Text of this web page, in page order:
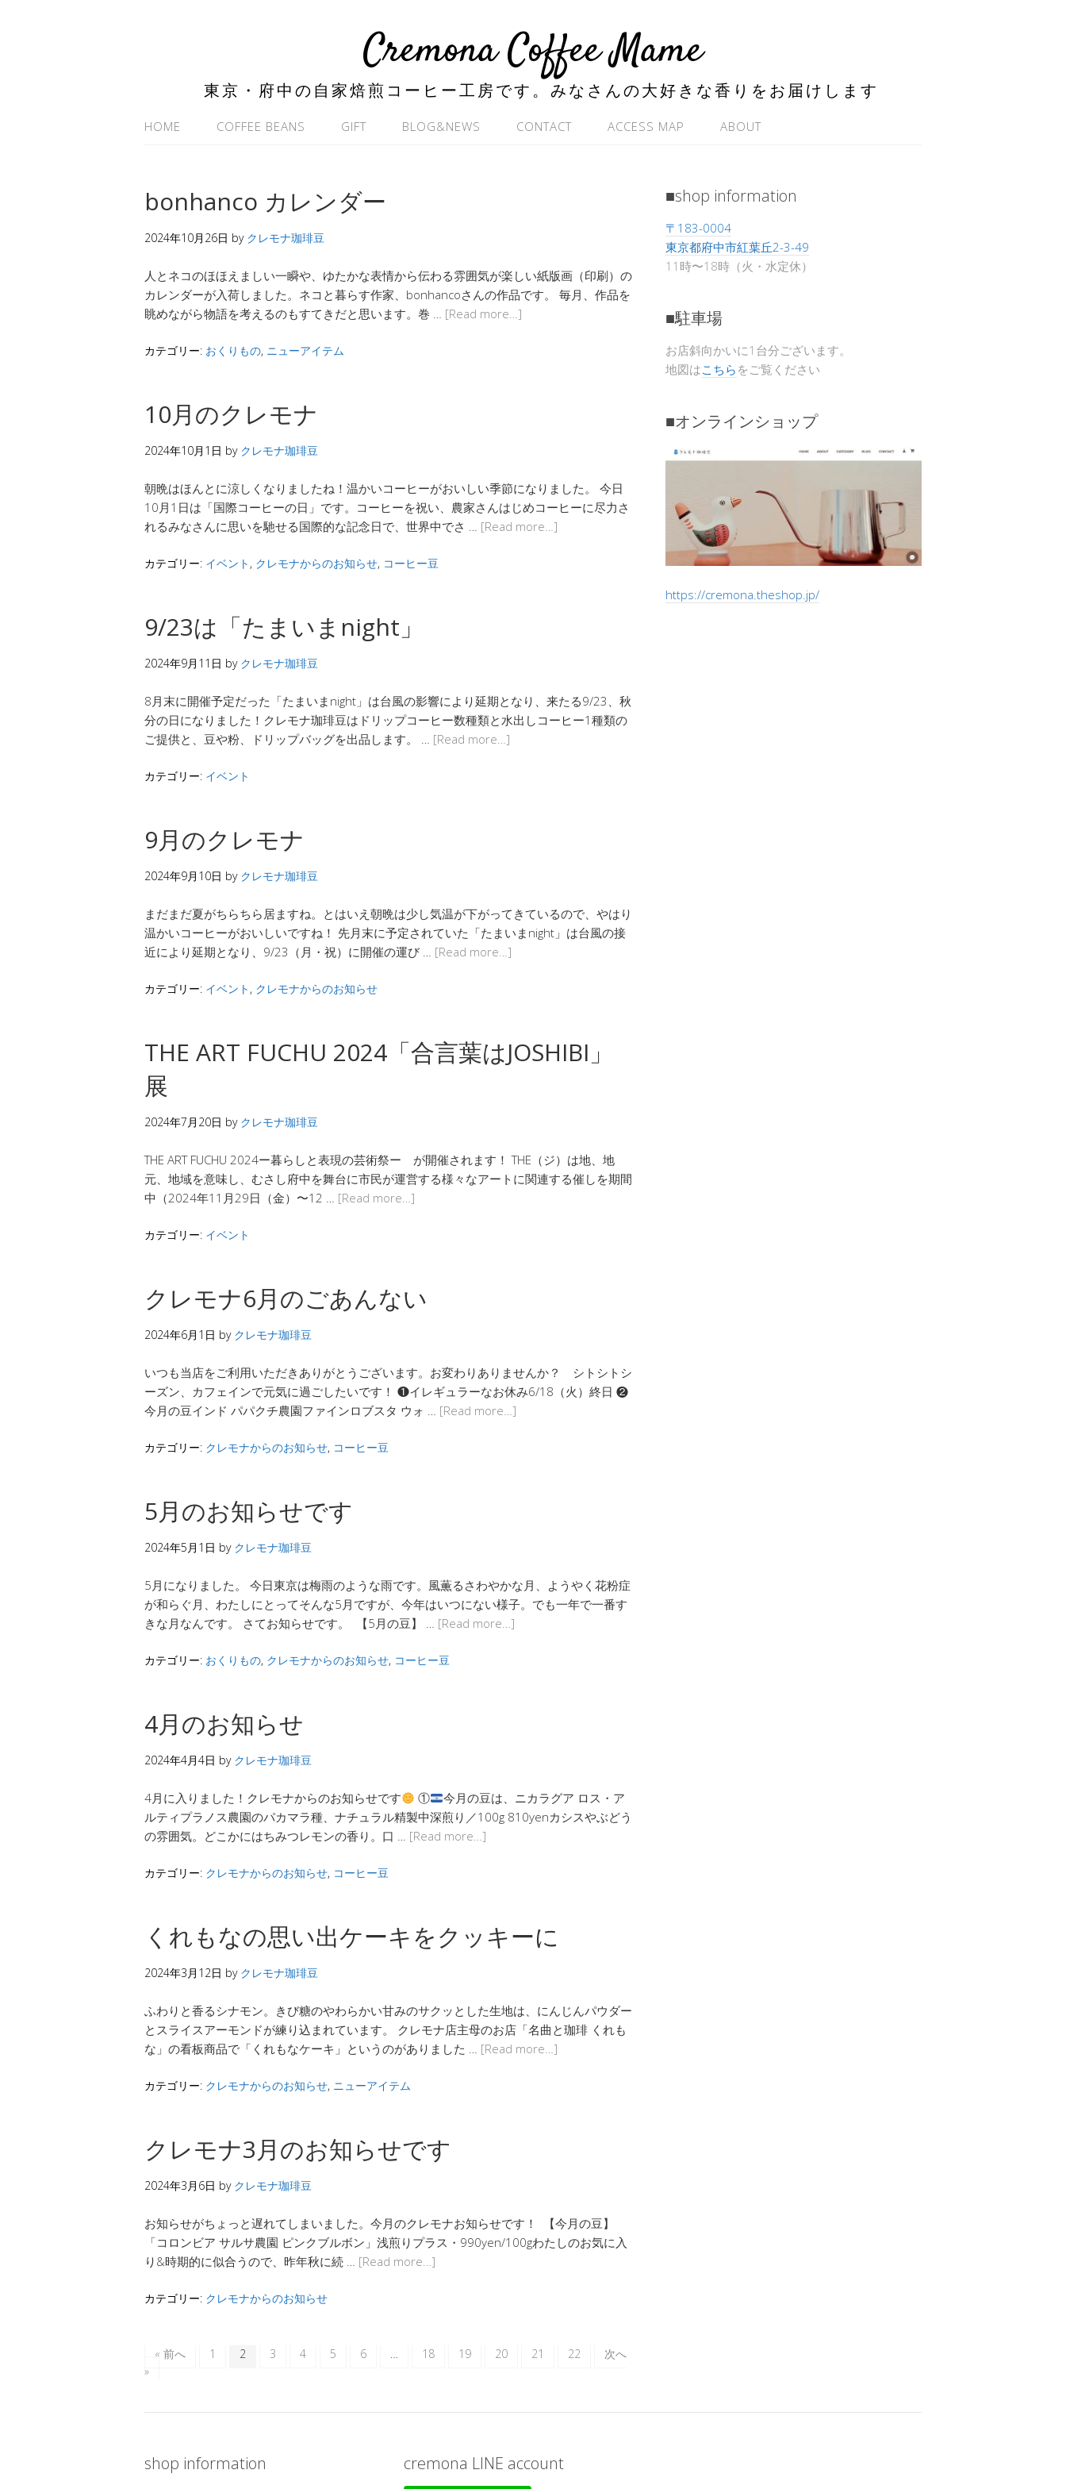
Cremona Coffee Mame
東京・府中の自家焙煎コーヒー工房です。みなさんの大好きな香りをお届けします
HOME COFFEE BEANS GIFT BLOG&NEWS CONTACT ACCESS MAP ABOUT
bonhanco カレンダー
2024年10月26日 by クレモナ珈琲豆
人とネコのほほえましい一瞬や、ゆたかな表情から伝わる雰囲気が楽しい紙版画（印刷）の
カレンダーが入荷しました。ネコと暮らす作家、bonhancoさんの作品です。 毎月、作品を
眺めながら物語を考えるのもすてきだと思います。巻 … [Read more…]
カテゴリー: おくりもの, ニューアイテム
10月のクレモナ
2024年10月1日 by クレモナ珈琲豆
朝晩はほんとに涼しくなりましたね！温かいコーヒーがおいしい季節になりました。 今日
10月1日は「国際コーヒーの日」です。コーヒーを祝い、農家さんはじめコーヒーに尽力さ
れるみなさんに思いを馳せる国際的な記念日で、世界中でさ … [Read more…]
カテゴリー: イベント , クレモナからのお知らせ, コーヒー豆
9/23は「たまいまnight」
2024年9月11日 by クレモナ珈琲豆
8月末に開催予定だった「たまいまnight」は台風の影響により延期となり、来たる9/23、秋
分の日になりました！クレモナ珈琲豆はドリップコーヒー数種類と水出しコーヒー1種類の
ご提供と、豆や粉、ドリップバッグを出品します。 … [Read more…]
カテゴリー: イベント
9月のクレモナ
2024年9月10日 by クレモナ珈琲豆
まだまだ夏がちらちら居ますね。とはいえ朝晩は少し気温が下がってきているので、やはり
温かいコーヒーがおいしいですね！ 先月末に予定されていた「たまいまnight」は台風の接
近により延期となり、9/23（月・祝）に開催の運び … [Read more…]
カテゴリー: イベント , クレモナからのお知らせ
THE ART FUCHU 2024「合言葉はJOSHIBI」
展
2024年7月20日 by クレモナ珈琲豆
THE ART FUCHU 2024ー暮らしと表現の芸術祭ー が開催されます！ THE（ジ）は地、地
元、地域を意味し、むさし府中を舞台に市民が運営する様々なアートに関連する催しを期間
中（2024年11月29日（金）〜12 … [Read more…]
カテゴリー: イベント
クレモナ6月のごあんない
2024年6月1日 by クレモナ珈琲豆
いつも当店をご利用いただきありがとうございます。お変わりありませんか？ シトシトシ
ーズン、カフェインで元気に過ごしたいです！ ❶イレギュラーなお休み6/18（火）終日 ❷
今月の豆インド パパクチ農園ファインロブスタ ウォ … [Read more…]
カテゴリー: クレモナからのお知らせ, コーヒー豆
5月のお知らせです
2024年5月1日 by クレモナ珈琲豆
5月になりました。 今日東京は梅雨のような雨です。風薫るさわやかな月、ようやく花粉症
が和らぐ月、わたしにとってそんな5月ですが、今年はいつにない様子。でも一年で一番す
きな月なんです。 さてお知らせです。 【5月の豆】 … [Read more…]
カテゴリー: おくりもの, クレモナからのお知らせ, コーヒー豆
4月のお知らせ
2024年4月4日 by クレモナ珈琲豆
4月に入りました！クレモナからのお知らせです ①
今月の豆は、ニカラグア ロス・ア
ルティプラノス農園のパカマラ種、ナチュラル精製中深煎り／100g 810yenカシスやぶどう
の雰囲気。どこかにはちみつレモンの香り。口 … [Read more…]
カテゴリー: クレモナからのお知らせ, コーヒー豆
くれもなの思い出ケーキをクッキーに
2024年3月12日 by クレモナ珈琲豆
ふわりと香るシナモン。きび糖のやわらかい甘みのサクッとした生地は、にんじんパウダー
とスライスアーモンドが練り込まれています。 クレモナ店主母のお店「名曲と珈琲 くれも
な」の看板商品で「くれもなケーキ」というのがありました … [Read more…]
カテゴリー: クレモナからのお知らせ, ニューアイテム
クレモナ3月のお知らせです
2024年3月6日 by クレモナ珈琲豆
お知らせがちょっと遅れてしまいました。今月のクレモナお知らせです！ 【今月の豆】
「コロンビア サルサ農園 ピンクブルボン」浅煎りプラス・990yen/100gわたしのお気に入
り&時期的に似合うので、昨年秋に続 … [Read more…]
カテゴリー: クレモナからのお知らせ
« 前へ 1 2 3 4 5 6 … 18 19 20 21 22
次へ
»
■shop information
〒183-0004
東京都府中市紅葉丘2-3-49
11時〜18時（火・水定休）
■駐車場
お店斜向かいに1台分ございます。
地図はこちら をご覧ください
■オンラインショップ
https://cremona.theshop.jp/
shop information cremona LINE account